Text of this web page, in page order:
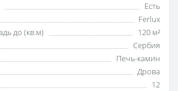
Есть
Ferlux
до (кв.м)
120 м²
Сербия
Печь-камин
Дрова
12